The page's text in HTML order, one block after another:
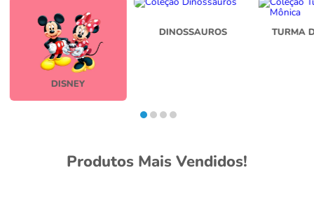
DISNEY
DINOSSAUROS TURMA
Produtos Mais Vendidos!